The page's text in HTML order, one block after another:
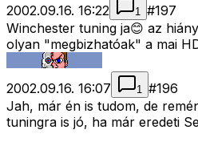
2002.09.16. 16:22
1 #197
Winchester tuning ja😊 az
olyan "megbizhatóak" a mai
2002.09.16. 16:07 1 #196
Jah, már én is tudom, de
tuningra is jó, ha már eredeti